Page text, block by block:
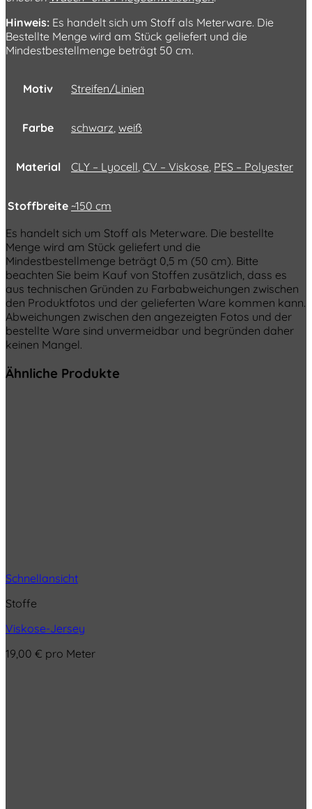
Hinweis: Es handelt sich um Stoff als Meterware. Die
Bestellte Menge wird am Stück geliefert und die
Mindestbestellmenge beträgt 50 cm.
Motiv Streifen/Linien
Farbe schwarz weiß
Material CLY – Lyocell CV – Viskose PES – Polyester
Stoffbreite ~150 cm
Es handelt sich um Stoff als Meterware. Die bestellte
Menge wird am Stück geliefert und die
Mindestbestellmenge beträgt 0,5 m (50 cm). Bitte
beachten Sie beim Kauf von Stoffen zusätzlich, dass es
aus technischen Gründen zu Farbabweichungen zwischen
den Produktfotos und der gelieferten Ware kommen kann.
Abweichungen zwischen den angezeigten Fotos und der
bestellte Ware sind unvermeidbar und begründen daher
keinen Mangel.
Ähnliche Produkte
Schnellansicht
Stoffe
Viskose-Jersey
19,00 € pro Meter